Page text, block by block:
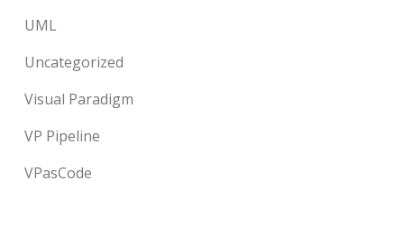
UML
Uncategorized
Visual Paradigm
VP Pipeline
VPasCode